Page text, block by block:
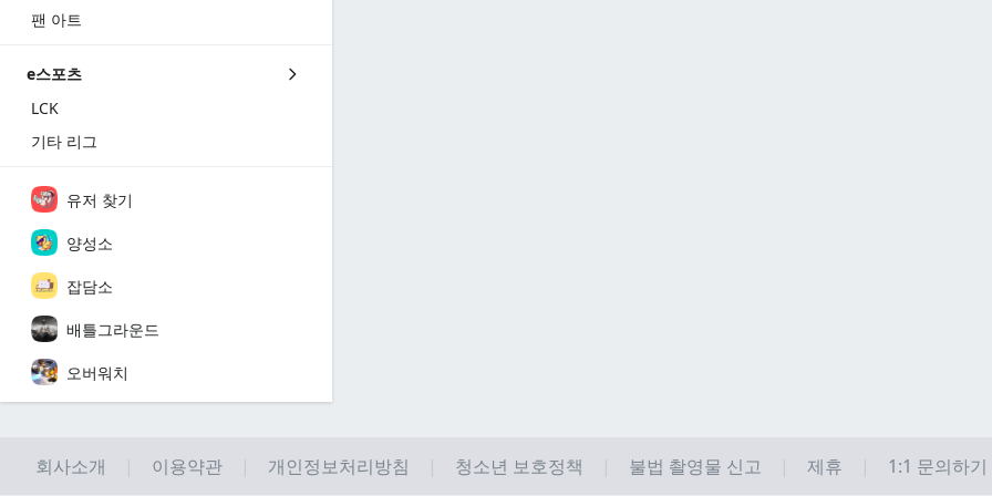
팬 아트
e스포츠
LCK
기타 리그
유저 찾기
양성소
잡담소
배틀그라운드
오버워치
회사소개 이용약관 개인정보처리방침 청소년 보호정책 불법 촬영물 신고 제휴 1:1 문의하기